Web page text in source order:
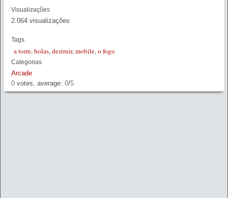
Visualizações
2.064 visualizações
Tags
a torre,bolas,destruir,mobile,o fogo
Categorias
Arcade
0 votes, average: 0/5